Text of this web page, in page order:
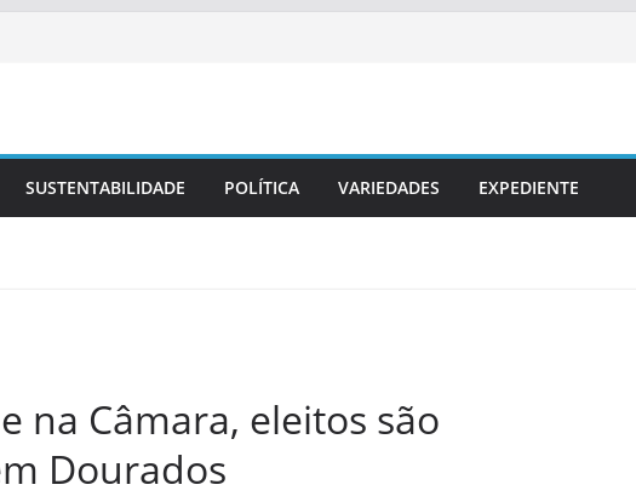
SUSTENTABILIDADE POLÍTICA VARIEDADES EXPEDIENTE
na Câmara, eleitos são
Dourados